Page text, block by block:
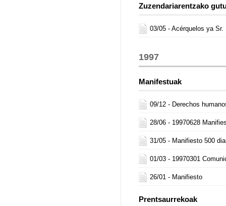
Zuzendariarentzako
03/05 - Acérquelos ya Sr.
1997
Manifestuak
09/12 - Derechos
28/06 - 19970628
31/05 - Manifiesto 500
01/03 - 19970301
26/01 - Manifiesto
Prentsaurrekoak